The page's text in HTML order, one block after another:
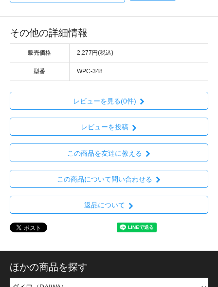
その他の詳細情報
販売価格 2,277円(税込)
型番 WPC-348
レビューを見る(0件)
レビューを投稿
この商品を友達に教える
この商品について問い合わせる
返品について
ほかの商品を探す